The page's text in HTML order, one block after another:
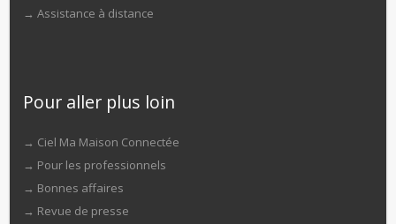
→ Assistance à distance
Pour aller plus loin
→ Ciel Ma Maison Connectée
→ Pour les professionnels
→ Bonnes affaires
→ Revue de presse